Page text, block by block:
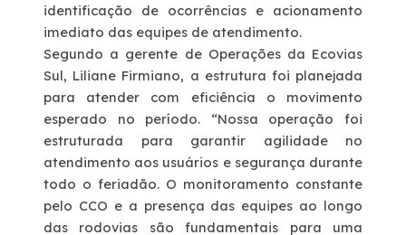
identificação de ocorrências e acionamento
imediato das equipes de atendimento.
Segundo a gerente de Operações da Ecovias
Sul, Liliane Firmiano, a estrutura foi planejada
para atender com eficiência o movimento
esperado no período. “Nossa operação foi
estruturada para garantir agilidade no
atendimento aos usuários e segurança durante
todo o feriadão. O monitoramento constante
pelo CCO e a presença das equipes ao longo
das rodovias são fundamentais para uma